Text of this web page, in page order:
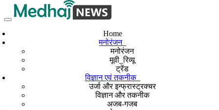
Home
मनोरंजन
मनोरंजन
मूवी_रिव्यू
ट्रेंड
विज्ञान एवं तकनीक
उर्जा और इन्फ्रास्ट्रक्चर
विज्ञान और तकनीक
अजब-गजब